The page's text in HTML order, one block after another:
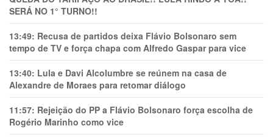
SERÁ NO 1° TURNO!!
13:49: Recusa de partidos deixa Flávio Bolsonaro sem
tempo de TV e força chapa com Alfredo Gaspar para vice
13:40: Lula e Davi Alcolumbre se reúnem na casa de
Alexandre de Moraes para retomar diálogo
11:57: Rejeição do PP a Flávio Bolsonaro força escolha de
Rogério Marinho como vice